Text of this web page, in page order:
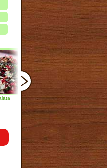
Mandulás kifli